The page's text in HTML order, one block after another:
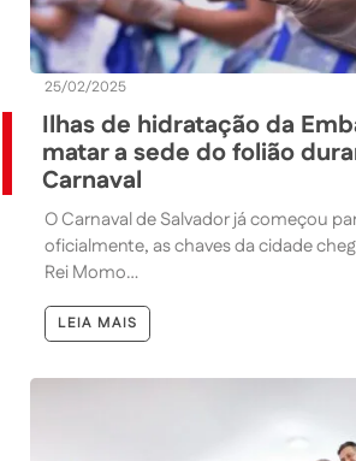
25/02/2025
Ilhas de hidratação da
matar a sede do folião
Carnaval
O Carnaval de Salvador já começou
oficialmente, as chaves da cidade
Rei Momo…
LEIA MAIS